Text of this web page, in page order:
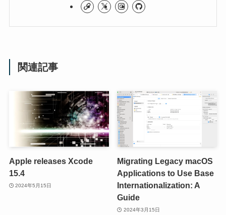
関連記事
Apple releases Xcode
15.4
2024年5月15日
Migrating Legacy macOS
Applications to Use Base
Internationalization: A
Guide
2024年3月15日